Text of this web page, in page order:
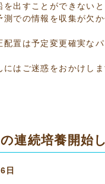
を出すことができない
での情報を収集が欠か
置は予定変更確実なパ
にはご迷惑をおかけし
連続培養開始
日